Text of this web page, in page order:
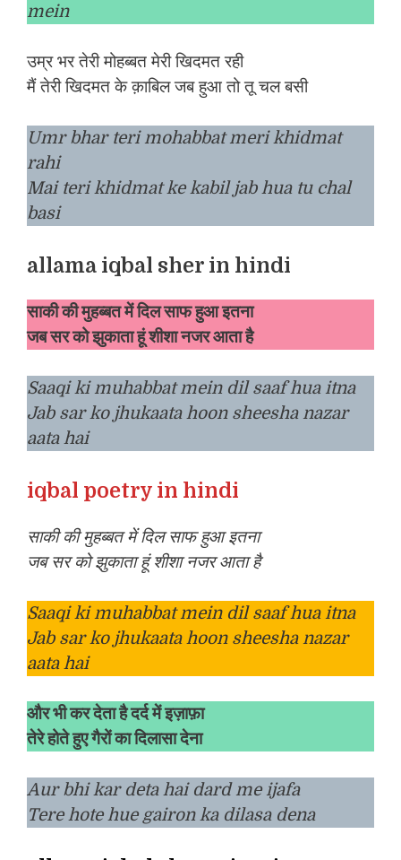
mein
उम्र भर तेरी मोहब्बत मेरी खिदमत रही
मैं तेरी खिदमत के क़ाबिल जब हुआ तो तू चल बसी
Umr bhar teri mohabbat meri khidmat
rahi
Mai teri khidmat ke kabil jab hua tu chal
basi
allama iqbal sher in hindi
साकी की मुहब्बत में दिल साफ हुआ इतना
जब सर को झुकाता हूं शीशा नजर आता है
Saaqi ki muhabbat mein dil saaf hua itna
Jab sar ko jhukaata hoon sheesha nazar
aata hai
iqbal poetry in hindi
साकी की मुहब्बत में दिल साफ हुआ इतना
जब सर को झुकाता हूं शीशा नजर आता है
Saaqi ki muhabbat mein dil saaf hua itna
Jab sar ko jhukaata hoon sheesha nazar
aata hai
और भी कर देता है दर्द में इज़ाफ़ा
तेरे होते हुए गैरों का दिलासा देना
Aur bhi kar deta hai dard me ijafa
Tere hote hue gairon ka dilasa dena